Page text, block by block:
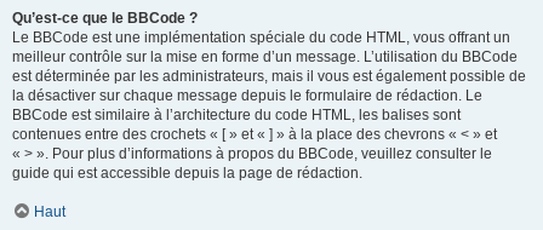
Qu’est-ce que le BBCode ?
Le BBCode est une implémentation spéciale du code HTML, vous offrant un
meilleur contrôle sur la mise en forme d’un message. L’utilisation du BBCode
est déterminée par les administrateurs, mais il vous est également possible de
la désactiver sur chaque message depuis le formulaire de rédaction. Le
BBCode est similaire à l’architecture du code HTML, les balises sont
contenues entre des crochets « [ » et « ] » à la place des chevrons « < » et
« > ». Pour plus d’informations à propos du BBCode, veuillez consulter le
guide qui est accessible depuis la page de rédaction.
Haut